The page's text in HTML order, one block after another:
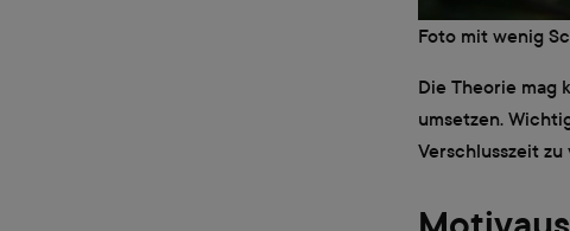
Foto mit wenig
Die Theorie mag
umsetzen.
Verschlusszeit